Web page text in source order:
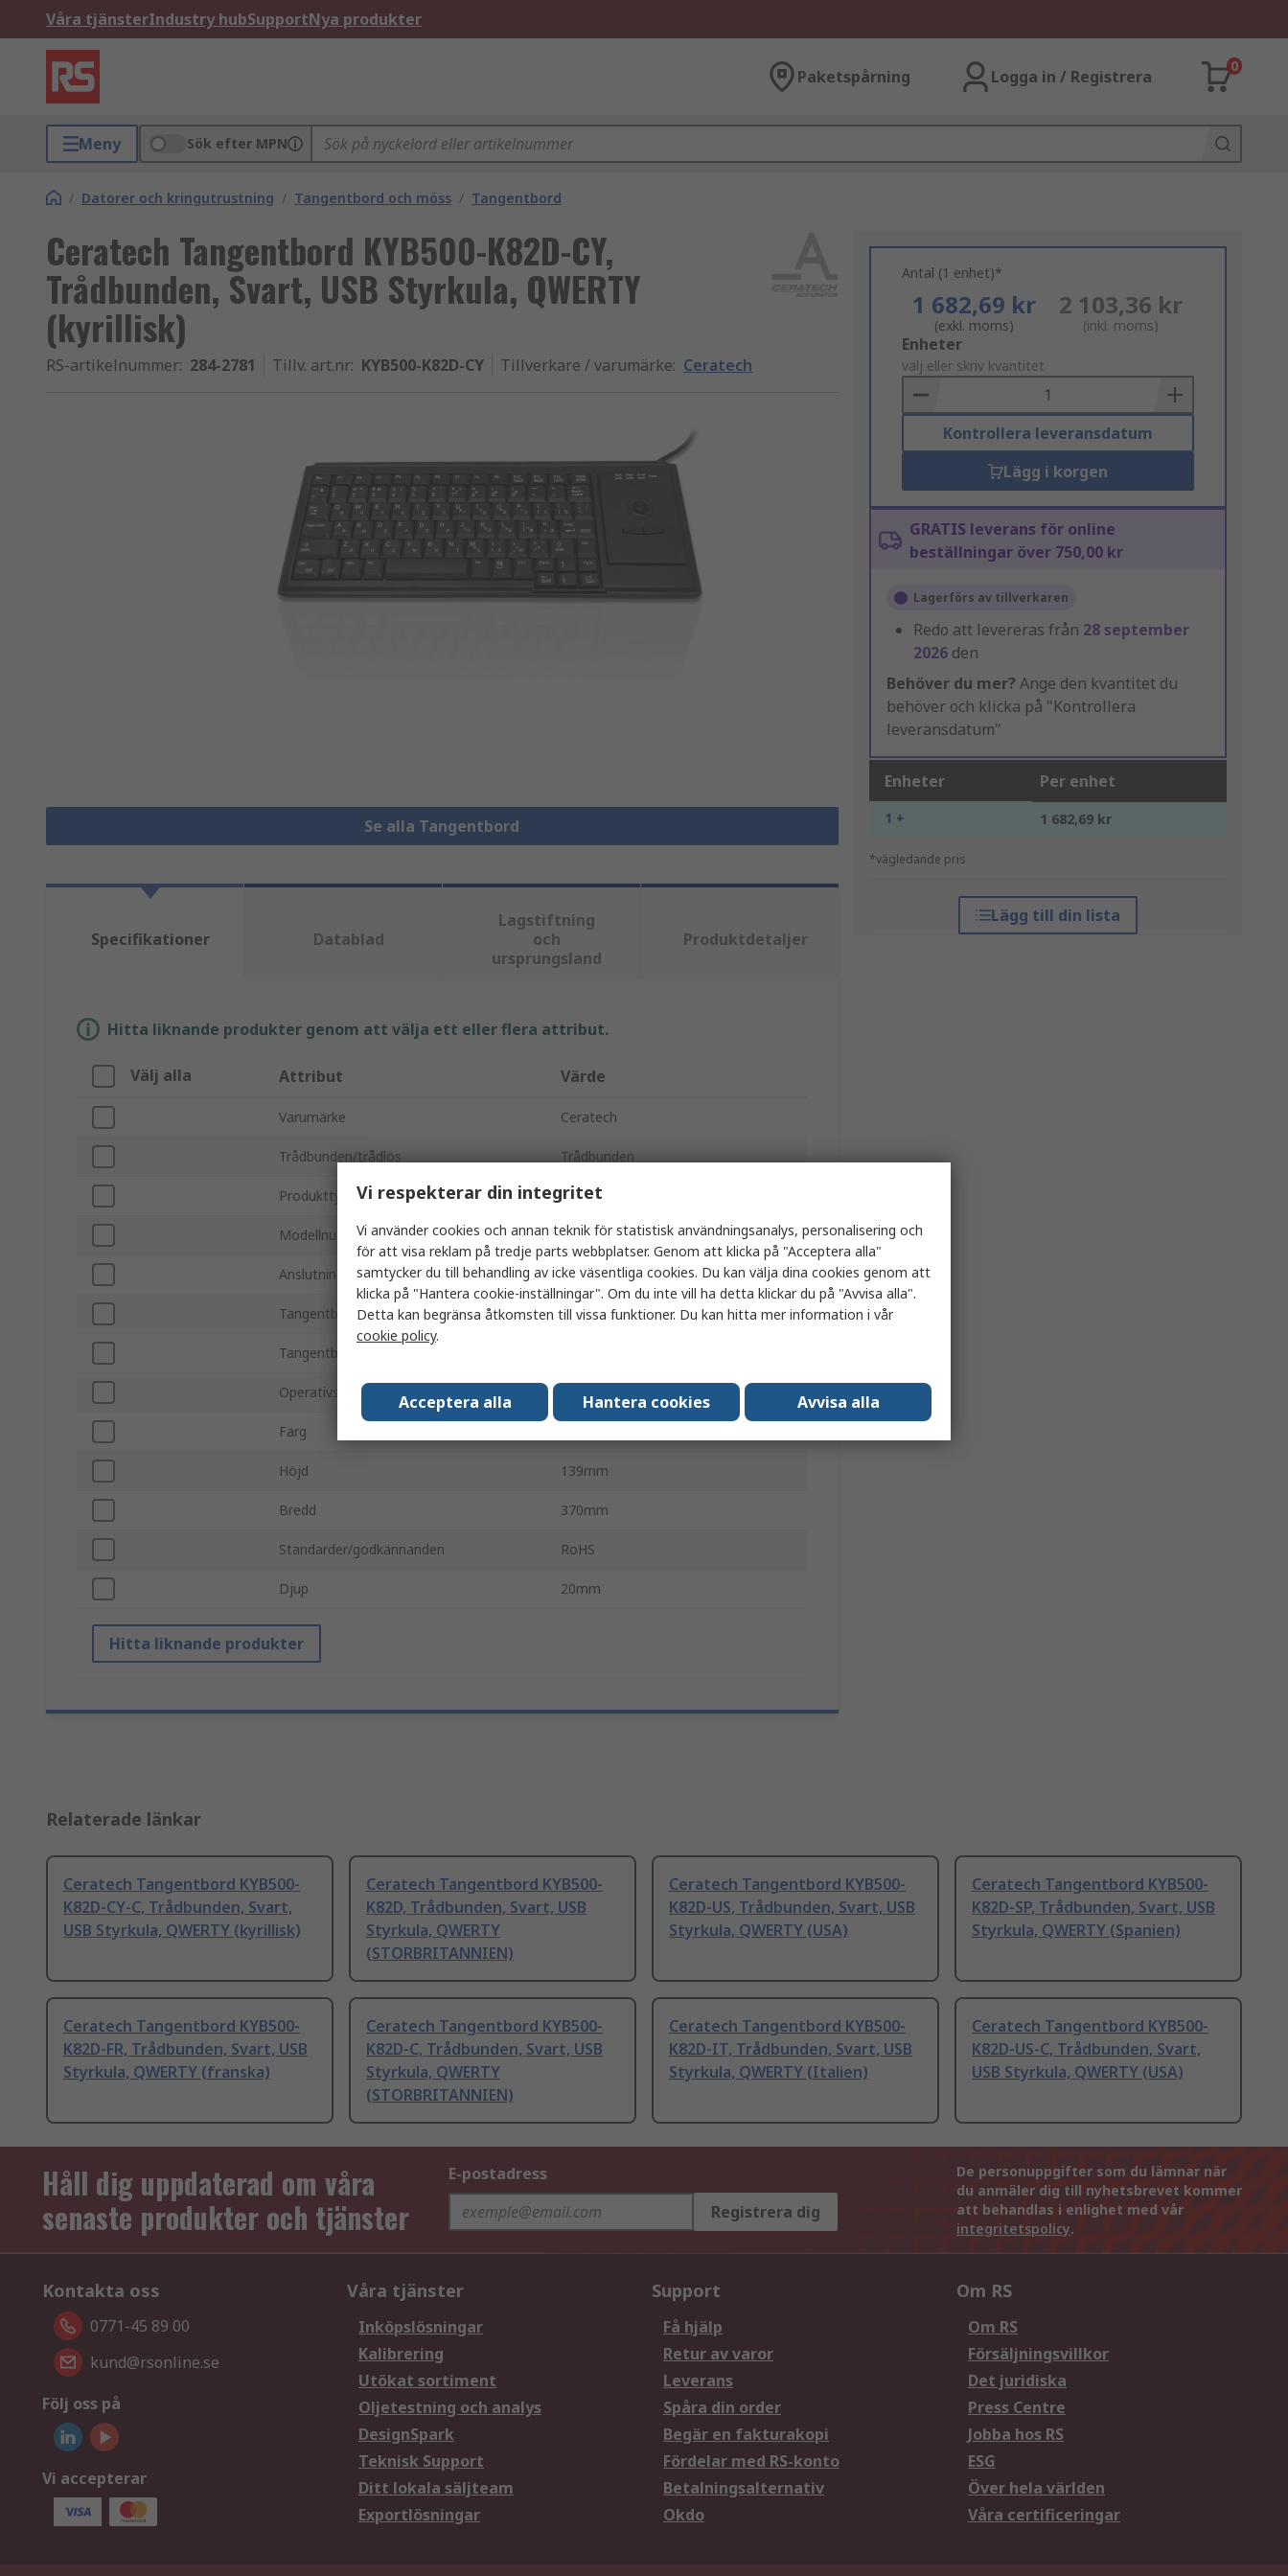
Våra tjänsterIndustry hubSupportNya produkter
Paketspårning Logga in / Registrera
0
Meny Sök efter MPN
/ Datorer och kringutrustning / Tangentbord och möss / Tangentbord
Ceratech Tangentbord KYB500-K82D-CY,
Trådbunden, Svart, USB Styrkula, QWERTY
(kyrillisk)
RS-artikelnummer: 284-2781 Tillv. art.nr: KYB500-K82D-CY Tillverkare / varumärke: Ceratech
Se alla Tangentbord
Antal (1 enhet)*
1 682,69 kr
(exkl. moms)
2 103,36 kr
(inkl. moms)
Add
to
Basket
Enheter
välj eller skriv kvantitet
Kontrollera leveransdatum
Lägg i korgen
GRATIS leverans för online
beställningar över 750,00 kr
Lagerförs av tillverkaren
Redo att levereras från 28 september
2026 den
Behöver du mer? Ange den kvantitet du
behöver och klicka på "Kontrollera
leveransdatum"
Enheter Per enhet
1 + 1 682,69 kr
*vägledande pris
Lägg till din lista
Specifikationer
Datablad
Lagstiftning
och
ursprungsland
Produktdetaljer
Hitta liknande produkter genom att välja ett eller flera attribut.
Välj alla Attribut Värde
Varumärke Ceratech
Trådbunden/trådlös Trådbunden
Produkttyp Tangentbord
Modellnummer KYB500-K82D-CY
Anslutningstyp USB
Tangentbordstyp Styrkula
Tangentbords-layout
Operativsystem Mac, Linux, Windows XP
Färg
Höjd 139mm
Bredd 370mm
Standarder/godkännanden RoHS
Djup 20mm
Hitta liknande produkter
Relaterade länkar
Ceratech Tangentbord KYB500-
K82D-CY-C, Trådbunden, Svart,
USB Styrkula, QWERTY (kyrillisk)
Ceratech Tangentbord KYB500-
K82D, Trådbunden, Svart, USB
Styrkula, QWERTY
(STORBRITANNIEN)
Ceratech Tangentbord KYB500-
K82D-US, Trådbunden, Svart, USB
Styrkula, QWERTY (USA)
Ceratech Tangentbord KYB500-
K82D-SP, Trådbunden, Svart, USB
Styrkula, QWERTY (Spanien)
Ceratech Tangentbord KYB500-
K82D-FR, Trådbunden, Svart, USB
Styrkula, QWERTY (franska)
Ceratech Tangentbord KYB500-
K82D-C, Trådbunden, Svart, USB
Styrkula, QWERTY
(STORBRITANNIEN)
Ceratech Tangentbord KYB500-
K82D-IT, Trådbunden, Svart, USB
Styrkula, QWERTY (Italien)
Ceratech Tangentbord KYB500-
K82D-US-C, Trådbunden, Svart,
USB Styrkula, QWERTY (USA)
Håll dig uppdaterad om våra
senaste produkter och tjänster
E-postadress
Registrera dig
De personuppgifter som du lämnar när
du anmäler dig till nyhetsbrevet kommer
att behandlas i enlighet med vår
integritetspolicy.
Kontakta oss
0771-45 89 00
kund@rsonline.se
Följ oss på
Vi accepterar
Våra tjänster
Inköpslösningar
Kalibrering
Utökat sortiment
Oljetestning och analys
DesignSpark
Teknisk Support
Ditt lokala säljteam
Exportlösningar
Support
Få hjälp
Retur av varor
Leverans
Spåra din order
Begär en fakturakopi
Fördelar med RS-konto
Betalningsalternativ
Okdo
Om RS
Om RS
Försäljningsvillkor
Det juridiska
Press Centre
Jobba hos RS
ESG
Över hela världen
Våra certificeringar
Vi respekterar din integritet
Vi använder cookies och annan teknik för statistisk användningsanalys, personalisering och
för att visa reklam på tredje parts webbplatser. Genom att klicka på "Acceptera alla"
samtycker du till behandling av icke väsentliga cookies. Du kan välja dina cookies genom att
klicka på "Hantera cookie-inställningar". Om du inte vill ha detta klickar du på "Avvisa alla".
Detta kan begränsa åtkomsten till vissa funktioner. Du kan hitta mer information i vår
cookie policy.
Acceptera alla Hantera cookies Avvisa alla